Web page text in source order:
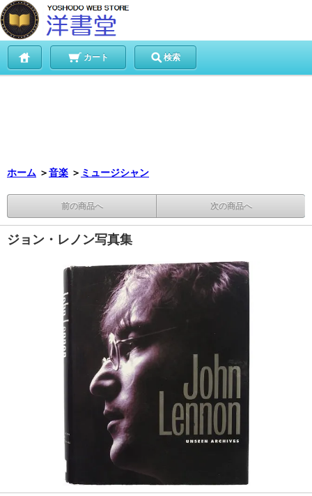
カート 検索
ホーム ＞音楽 ＞ ミュージシャン
前の商品へ 次の商品へ
ジョン・レノン写真集